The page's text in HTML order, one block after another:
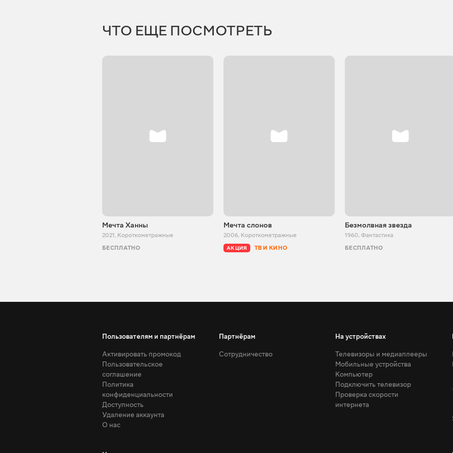
ЧТО ЕЩЕ ПОСМОТРЕТЬ
Мечта Ханны
2021, Короткометражные
БЕСПЛАТНО
Мечта слонов
2006, Короткометражные
АКЦИЯ ТВ И КИНО
Безмолвная звезда
1960, Фантастика
БЕСПЛАТНО
Пользователям и партнёрам
Активировать промокод
Пользовательское
соглашение
Политика
конфиденциальности
Доступность
Удаление аккаунта
О нас
Партнёрам
Сотрудничество
На устройствах
Телевизоры и медиаплееры
Мобильные устройства
Компьютер
Подключить телевизор
Проверка скорости
интернета